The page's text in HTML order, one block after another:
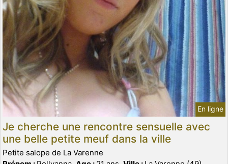
En ligne
Je cherche une rencontre sensuelle avec
une belle petite meuf dans la ville
Petite salope de La Varenne